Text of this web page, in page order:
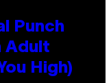
Punch
Adult
High)